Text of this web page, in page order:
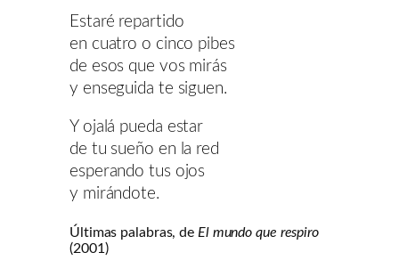
Estaré repartido
en cuatro o cinco pibes
de esos que vos mirás
y enseguida te siguen.
Y ojalá pueda estar
de tu sueño en la red
esperando tus ojos
y mirándote.
Últimas palabras, de El mundo que respiro
(2001)